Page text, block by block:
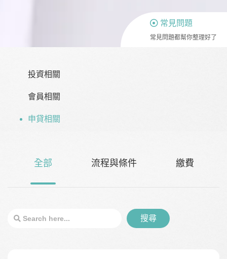
常見問題
常見問題都幫你整理好了
投資相關
會員相關
申貸相關
全部 流程與條件 繳費
搜尋